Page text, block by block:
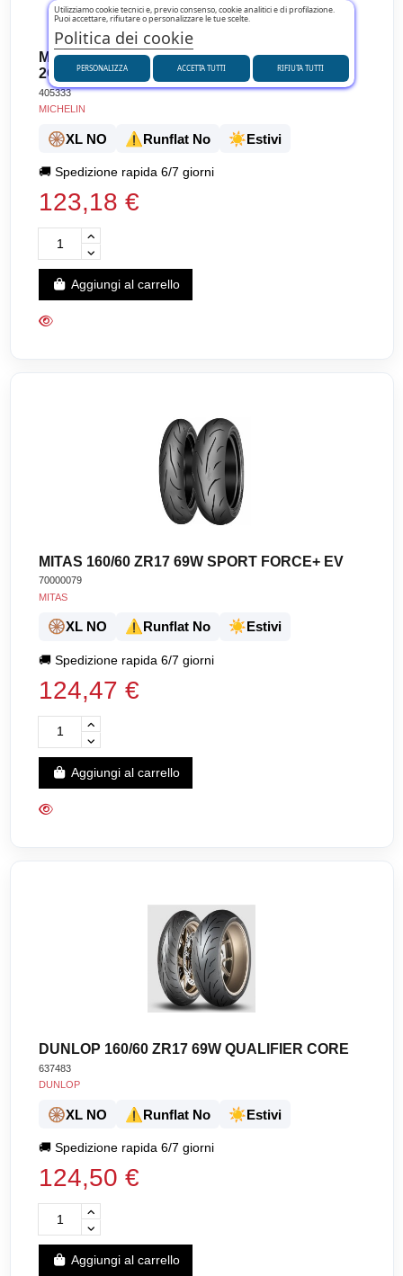
MICHELIN 160/60 ZR17 69W PILOT POWER
2CT
405333
MICHELIN
🛞XL NO ⚠️Runflat No ☀️Estivi
🚚Spedizione rapida 6/7 giorni
123,18 €
Aggiungi al carrello
MITAS 160/60 ZR17 69W SPORT FORCE+ EV
70000079
MITAS
🛞XL NO ⚠️Runflat No ☀️Estivi
🚚Spedizione rapida 6/7 giorni
124,47 €
Aggiungi al carrello
DUNLOP 160/60 ZR17 69W QUALIFIER CORE
637483
DUNLOP
🛞XL NO ⚠️Runflat No ☀️Estivi
🚚Spedizione rapida 6/7 giorni
124,50 €
Aggiungi al carrello
Utilizziamo cookie tecnici e, previo consenso, cookie analitici e di profilazione.
Puoi accettare, rifiutare o personalizzare le tue scelte.
Politica dei cookie
PERSONALIZZA RIFIUTA TUTTI
ACCETTA TUTTI